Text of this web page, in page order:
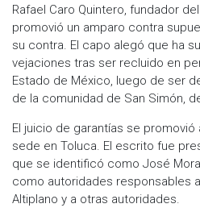
Rafael Caro Quintero, fundador
promovió un amparo contra
su contra. El capo alegó que ha
vejaciones tras ser recluido en
Estado de México, luego de ser
de la comunidad de San Simón,
El juicio de garantías se
sede en Toluca. El escrito fue
que se identificó como José
como autoridades responsables
Altiplano y a otras autoridades.